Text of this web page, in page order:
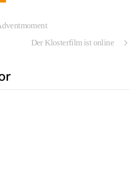
Der Klosterfilm ist online
dieses Autors beenden